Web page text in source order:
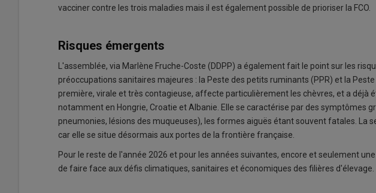
vacciner contre les trois maladies mais il est également possible de prioriser la FCO.
Risques émergents
L'assemblée, via Marlène Fruche-Coste (DDPP) a également fait le point sur les
préoccupations sanitaires majeures : la Peste des petits ruminants (PPR) et la
première, virale et très contagieuse, affecte particulièrement les chèvres, et a déjà
notamment en Hongrie, Croatie et Albanie. Elle se caractérise par des symptômes
pneumonies, lésions des muqueuses), les formes aiguës étant souvent fatales. La
car elle se situe désormais aux portes de la frontière française.
Pour le reste de l'année 2026 et pour les années suivantes, encore et seulement
de faire face aux défis climatiques, sanitaires et économiques des filières d'élevage.